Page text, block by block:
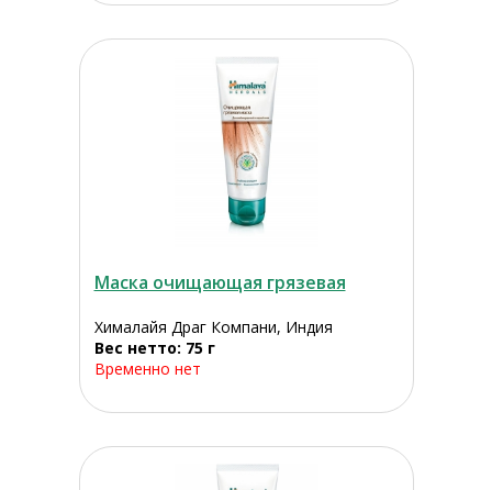
Маска очищающая грязевая
Хималайя Драг Компани, Индия
Вес нетто: 75 г
Временно нет